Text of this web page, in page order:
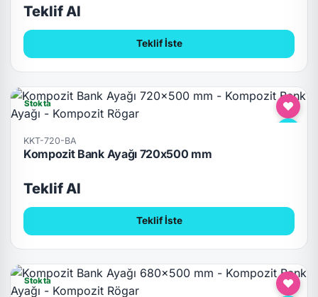
Teklif Al
Teklif İste
Stokta
KKT-720-BA
Kompozit Bank Ayağı 720x500 mm
Teklif Al
Teklif İste
Stokta